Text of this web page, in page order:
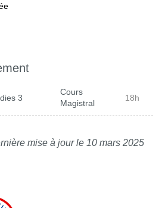
3
Cours
Magistral
18h
mise à jour le 10 mars 2025